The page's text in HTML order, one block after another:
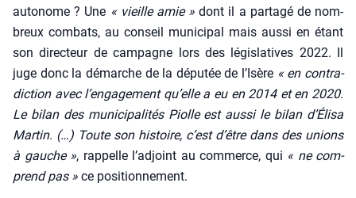
auto­nome ? Une « vieille amie » dont il a par­ta­gé de nom­
breux com­bats, au conseil muni­ci­pal mais aus­si en étant
son direc­teur de cam­pagne lors des légis­la­tives 2022. Il
juge donc la démarche de la dépu­tée de l’I­sère « en contra­
dic­tion avec l’en­ga­ge­ment qu’elle a eu en 2014 et en 2020.
Le bilan des muni­ci­pa­li­tés Piolle est aus­si le bilan d’É­li­sa
Mar­tin. (…) Toute son his­toire, c’est d’être dans des unions
à gauche », rap­pelle l’ad­joint au com­merce, qui « ne com­
prend pas » ce posi­tion­ne­ment.